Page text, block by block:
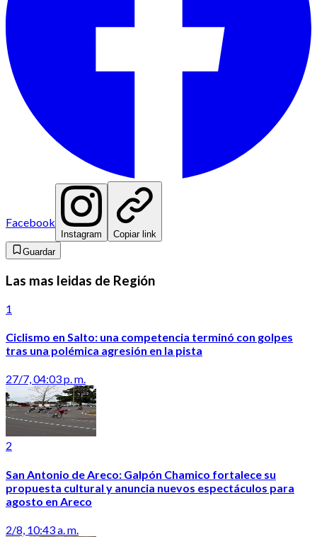
Facebook
Instagram
Copiar link
Guardar
Las mas leidas de Región
1
Ciclismo en Salto: una competencia terminó con golpes
tras una polémica agresión en la pista
27/7, 04:03 p. m.
2
San Antonio de Areco: Galpón Chamico fortalece su
propuesta cultural y anuncia nuevos espectáculos para
agosto en Areco
2/8, 10:43 a. m.